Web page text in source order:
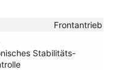
Frontantrieb
Stabilitäts-